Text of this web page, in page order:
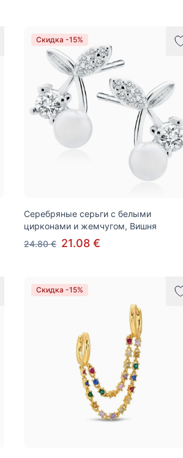
Скидка -15%
Серебряные серьги с белыми
цирконами и жемчугом, Вишня
24.80 € 21.08 €
Скидка -15%